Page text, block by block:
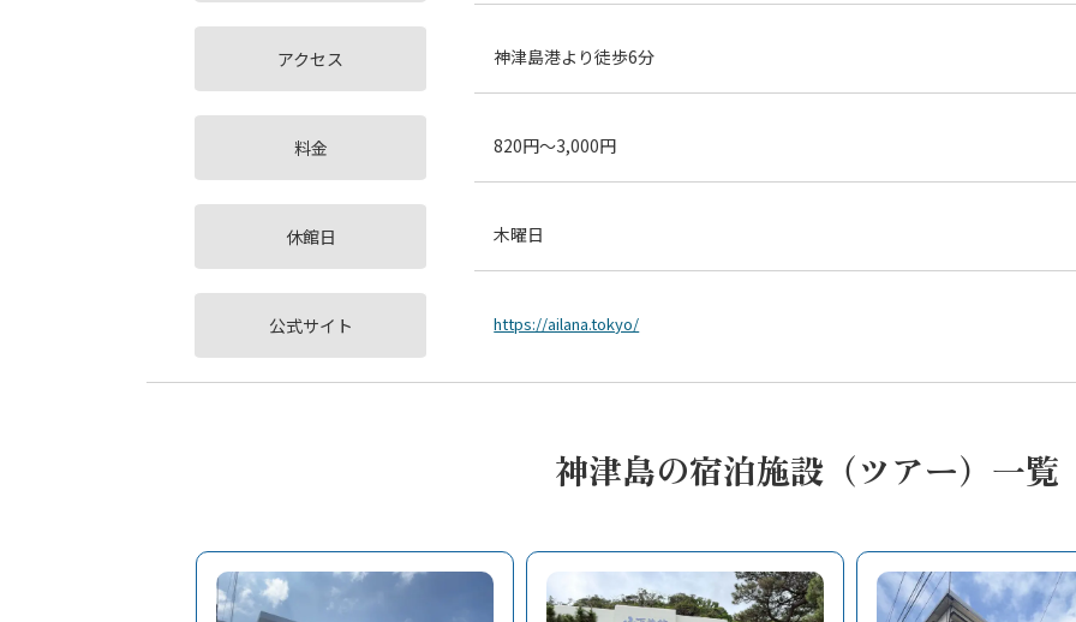
アクセス 神津島港より徒歩6分
料金 820円～3,000円
休館日 木曜日
公式サイト https://ailana.tokyo/
神津島の宿泊施設（ツアー）一覧